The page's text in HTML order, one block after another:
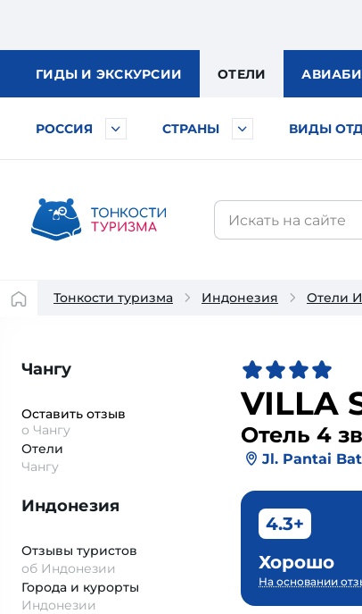
ГИДЫ И ЭКСКУРСИИ ОТЕЛИ АВИА
РОССИЯ СТРАНЫ ВИДЫ
Тонкости туризма Индонезия Отели
Чангу
Оставить отзыв
о Чангу
Отели
Чангу
Индонезия
Отзывы туристов
об Индонезии
Города и курорты
Индонезии
VILLA
Отель 4
Jl. Pantai
4.3+
Хорошо
На основании